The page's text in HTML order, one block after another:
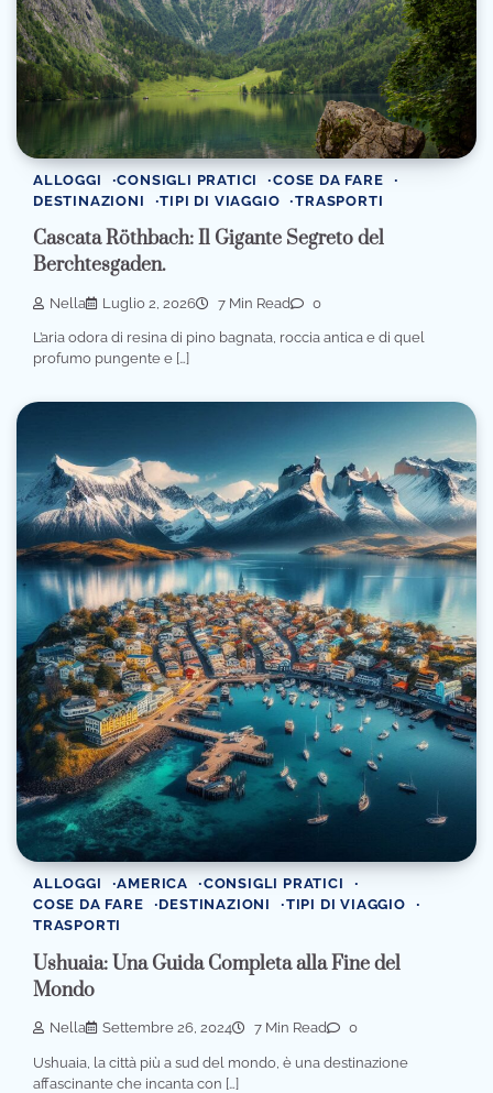
ALLOGGI CONSIGLI PRATICI
COSE DA FARE
DESTINAZIONI
TIPI DI VIAGGIO TRASPORTI
Cascata Röthbach: Il Gigante Segreto del
Berchtesgaden.
Nella Luglio 2, 2026 7 Min Read 0
L’aria odora di resina di pino bagnata, roccia antica e di quel
profumo pungente e […]
ALLOGGI AMERICA
CONSIGLI PRATICI
COSE DA FARE
DESTINAZIONI
TIPI DI VIAGGIO
TRASPORTI
Ushuaia: Una Guida Completa alla Fine del
Mondo
Nella Settembre 26, 2024 7 Min Read 0
Ushuaia, la città più a sud del mondo, è una destinazione
affascinante che incanta con […]